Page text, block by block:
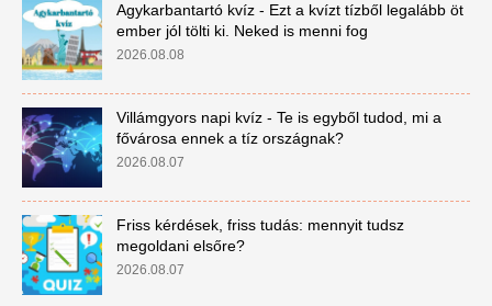
Agykarbantartó kvíz - Ezt a kvízt tízből legalább öt
ember jól tölti ki. Neked is menni fog
2026.08.08
Villámgyors napi kvíz - Te is egyből tudod, mi a
fővárosa ennek a tíz országnak?
2026.08.07
Friss kérdések, friss tudás: mennyit tudsz
megoldani elsőre?
2026.08.07